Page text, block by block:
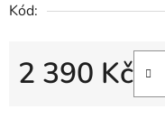
Kód:
2 390 Kč